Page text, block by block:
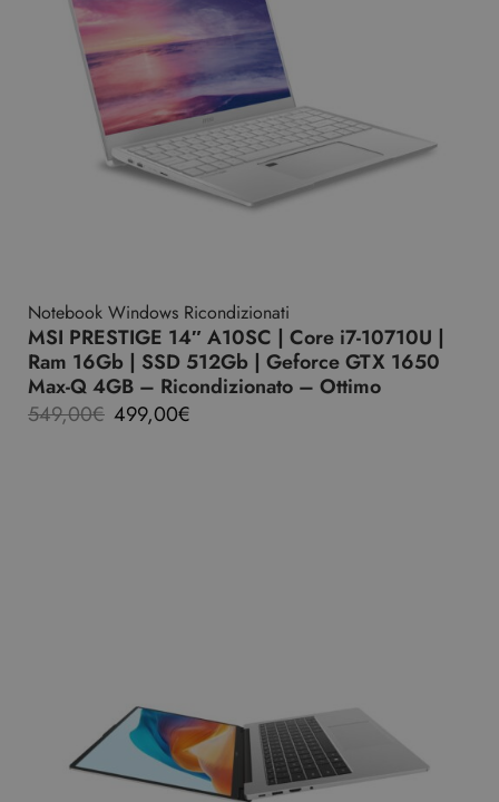
Notebook Windows Ricondizionati
MSI PRESTIGE 14″ A10SC | Core i7-10710U |
Ram 16Gb | SSD 512Gb | Geforce GTX 1650
Max-Q 4GB – Ricondizionato – Ottimo
549,00€ 499,00€